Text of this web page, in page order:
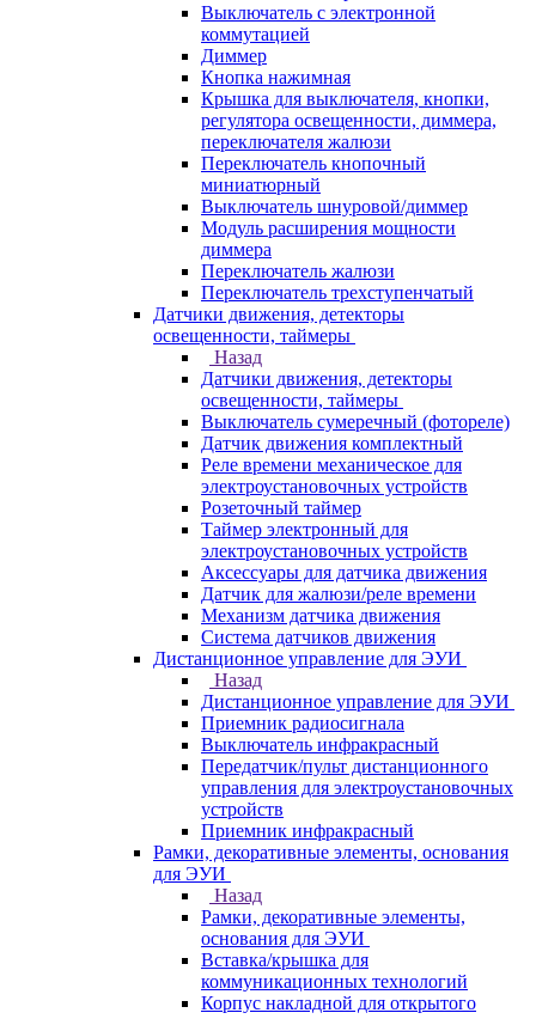
Выключатель с электронной
коммутацией
Диммер
Кнопка нажимная
Крышка для выключателя, кнопки,
регулятора освещенности, диммера,
переключателя жалюзи
Переключатель кнопочный
миниатюрный
Выключатель шнуровой/диммер
Модуль расширения мощности
диммера
Переключатель жалюзи
Переключатель трехступенчатый
Датчики движения, детекторы
освещенности, таймеры
Назад
Датчики движения, детекторы
освещенности, таймеры
Выключатель сумеречный (фотореле)
Датчик движения комплектный
Реле времени механическое для
электроустановочных устройств
Розеточный таймер
Таймер электронный для
электроустановочных устройств
Аксессуары для датчика движения
Датчик для жалюзи/реле времени
Механизм датчика движения
Система датчиков движения
Дистанционное управление для ЭУИ
Назад
Дистанционное управление для ЭУИ
Приемник радиосигнала
Выключатель инфракрасный
Передатчик/пульт дистанционного
управления для электроустановочных
устройств
Приемник инфракрасный
Рамки, декоративные элементы, основания
для ЭУИ
Назад
Рамки, декоративные элементы,
основания для ЭУИ
Вставка/крышка для
коммуникационных технологий
Корпус накладной для открытого